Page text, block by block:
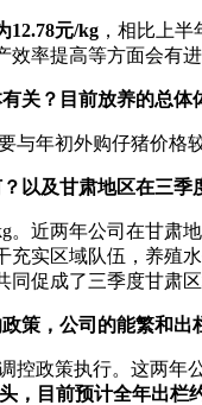
12.78元/kg ，相比上
率提高等方面会有进
关？目前放养的总体
与年初外购仔猪价格
以及甘肃地区在三季
。近两年公司在甘
充实区域队伍，养殖
促成了三季度甘肃区
策，公司的能繁和
控政策执行。这两年
，目前预计全年出栏